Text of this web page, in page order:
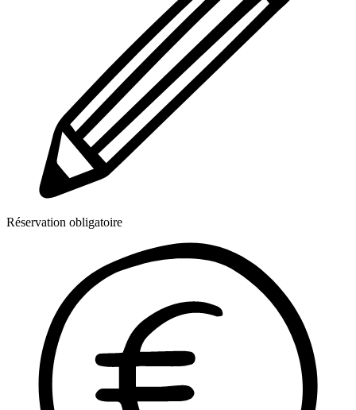
Réservation obligatoire